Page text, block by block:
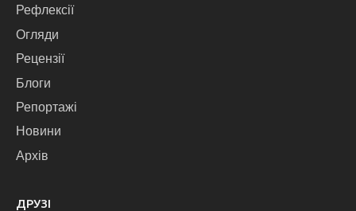
Рефлексії
Огляди
Рецензії
Блоги
Репортажі
Новини
Архів
ДРУЗІ